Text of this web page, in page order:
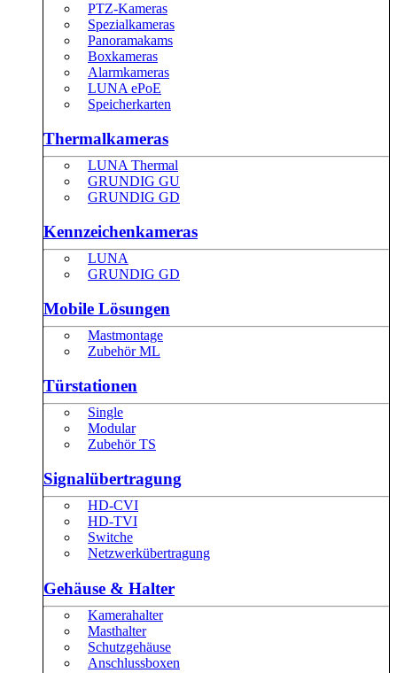
PTZ-Kameras
Spezialkameras
Panoramakams
Boxkameras
Alarmkameras
LUNA ePoE
Speicherkarten
Thermalkameras
LUNA Thermal
GRUNDIG GU
GRUNDIG GD
Kennzeichenkameras
LUNA
GRUNDIG GD
Mobile Lösungen
Mastmontage
Zubehör ML
Türstationen
Single
Modular
Zubehör TS
Signalübertragung
HD-CVI
HD-TVI
Switche
Netzwerkübertragung
Gehäuse & Halter
Kamerahalter
Masthalter
Schutzgehäuse
Anschlussboxen